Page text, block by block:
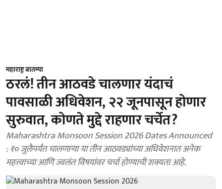
महाराष्ट्र बातम्या
ठरलं! तीन आठवडे चालणार यंदाचं
पावसाळी अधिवेशन, २२ जूनपासून होणार
सुरुवात, कोणते मुद्दे राहणार चर्चेत?
Maharashtra Monsoon Session 2026 Dates Announced
: १० जुलैपर्यंत चालणाऱ्या या तीन आठवड्यांच्या अधिवेशनात अनेक
महत्त्वाच्या आणि ज्वलंत विषयांवर चर्चा होण्याची शक्यता आहे.